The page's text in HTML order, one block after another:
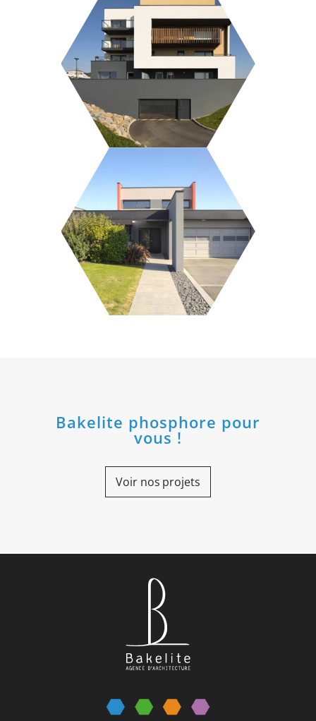
RÉSIDENCE ESPACIL LA
MASSONNAIS
MAISON CONTEMPORAINE
DOMAINE DU CAP
Bakelite phosphore pour
vous !
Voir nos projets